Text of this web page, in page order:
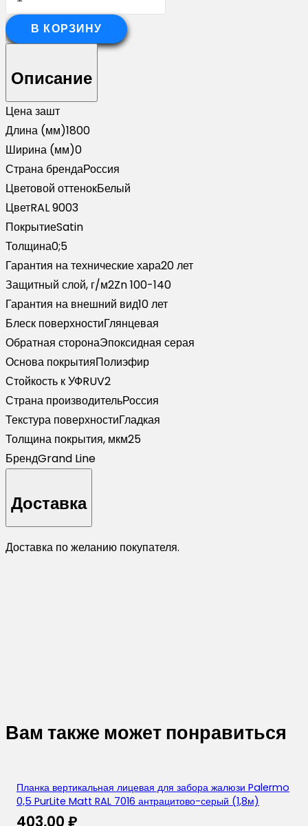
Планка
опорная
внешняя
для
забора
жалюзи
Palermo
0,5
Satin
RAL
9003
сигнальный
белый
(1,8м)
В КОРЗИНУ
Описание
Цена зашт
Длина (мм)1800
Ширина (мм)0
Страна брендаРоссия
Цветовой оттенокБелый
ЦветRAL 9003
ПокрытиеSatin
Толщина0;5
Гарантия на технические хара20 лет
Защитный слой, г/м2Zn 100-140
Гарантия на внешний вид10 лет
Блеск поверхностиГлянцевая
Обратная сторонаЭпоксидная серая
Основа покрытияПолиэфир
Стойкость к УФRUV2
Страна производительРоссия
Текстура поверхностиГладкая
Толщина покрытия, мкм25
БрендGrand Line
Доставка
Доставка по желанию покупателя.
Вам также может понравиться
Планка вертикальная лицевая для забора жалюзи Palermo
0,5 PurLite Matt RAL 7016 антрацитово-серый (1,8м)
403,00 ₽